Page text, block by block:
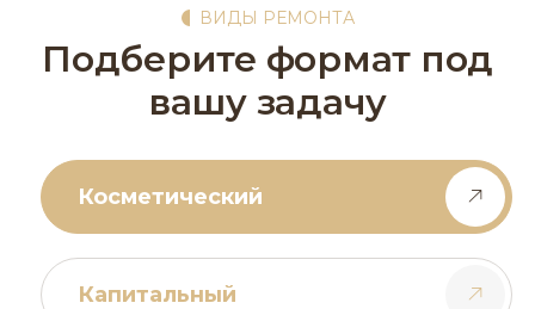
ВИДЫ РЕМОНТА
Подберите формат под
вашу задачу
Косметический
Капитальный